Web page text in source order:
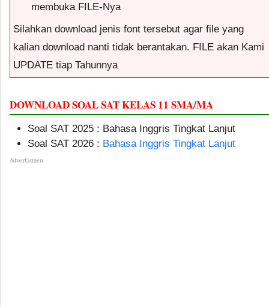
membuka FILE-Nya
Silahkan download jenis font tersebut agar file yang
kalian download nanti tidak berantakan. FILE akan Kami
UPDATE tiap Tahunnya
DOWNLOAD SOAL SAT KELAS 11 SMA/MA
Soal SAT 2025 : Bahasa Inggris Tingkat Lanjut
Soal SAT 2026 : Bahasa Inggris Tingkat Lanjut
Advertismen